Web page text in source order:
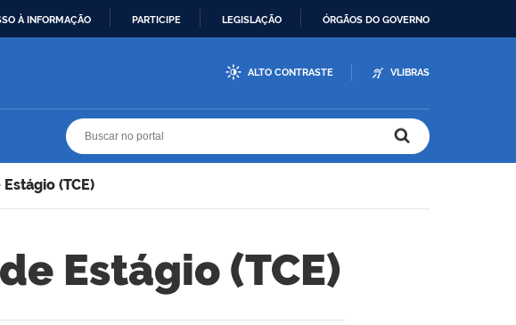
À INFORMAÇÃO PARTICIPE LEGISLAÇÃO ÓRGÃOS DO GOVERNO
ALTO CONTRASTE VLIBRAS
(TCE)
Estágio (TCE)